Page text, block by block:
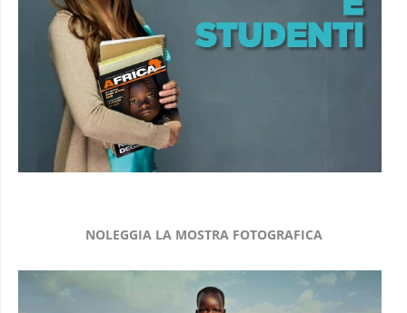
NOLEGGIA LA MOSTRA FOTOGRAFICA